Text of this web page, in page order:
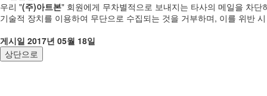
우리 "(주)아트본" 회원에게 무차별적으로 보내지는 타사의 메일을 차
기술적 장치를 이용하여 무단으로 수집되는 것을 거부하며, 이를 위반
게시일 2017년 05월 18일
상단으로